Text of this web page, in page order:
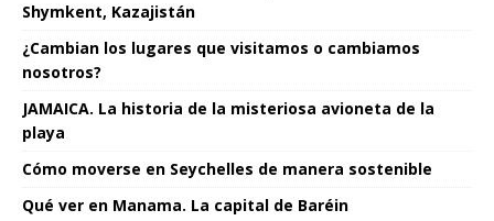
Shymkent, Kazajistán
¿Cambian los lugares que visitamos o cambiamos
nosotros?
JAMAICA. La historia de la misteriosa avioneta de la
playa
Cómo moverse en Seychelles de manera sostenible
Qué ver en Manama. La capital de Baréin